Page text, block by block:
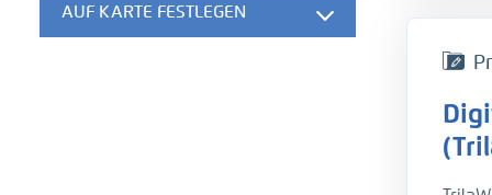
AUF KARTE FESTLEGEN
der
die
Um